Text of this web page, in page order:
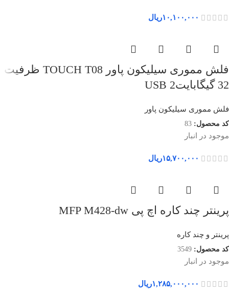
۱۰,۱۰۰,۰۰۰ریال
فلش مموری سیلیکون پاور TOUCH T08 ظرفیت
32 گیگابایتUSB 2
فلش مموری سیلیکون پاور
کد محصول: 83
موجود در انبار
۱۵,۷۰۰,۰۰۰ریال
پرینتر چند کاره اچ پی MFP M428-dw
پرینتر و چند کاره
کد محصول: 3549
موجود در انبار
۱,۲۸۵,۰۰۰,۰۰۰ریال